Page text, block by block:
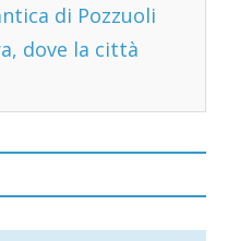
di Pozzuoli
dove la città